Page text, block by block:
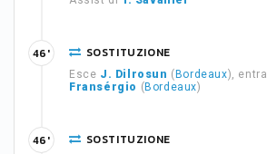
SOSTITUZIONE
Esce J. Dilrosun ( Bordeaux), entra
Fransérgio ( Bordeaux)
46'
SOSTITUZIONE
46'